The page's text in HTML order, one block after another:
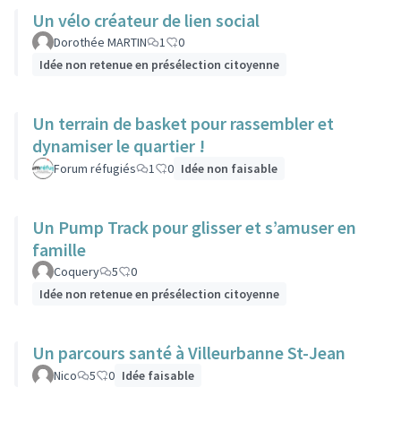
Un vélo créateur de lien social
Dorothée MARTIN 1
0
Idée non retenue en présélection citoyenne
Un terrain de basket pour rassembler et
dynamiser le quartier !
Forum réfugiés 1 0 Idée non faisable
Un Pump Track pour glisser et s’amuser en
famille
Coquery 5
0
Idée non retenue en présélection citoyenne
Un parcours santé à Villeurbanne St-Jean
Nico 5 0 Idée faisable